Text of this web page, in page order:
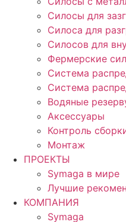
Силосы для
Силоса для
Силосов для
Фермерские
Система
Система
Водяные
Аксессуары
Контроль
Монтаж
ПРОЕКТЫ
Symaga в мире
Лучшие
КОМПАНИЯ
Symaga